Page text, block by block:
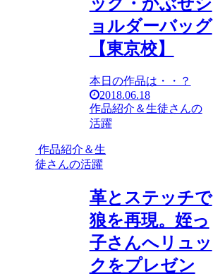
ッグ・かぶせシ
ョルダーバッグ
【東京校】
本日の作品は・・？
2018.06.18
作品紹介＆生徒さんの
活躍
作品紹介＆生
徒さんの活躍
革とステッチで
狼を再現。姪っ
子さんへリュッ
クをプレゼン